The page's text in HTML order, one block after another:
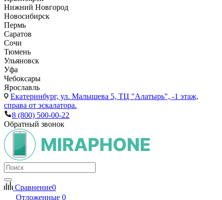
Нижний Новгород
Новосибирск
Пермь
Саратов
Сочи
Тюмень
Ульяновск
Уфа
Чебоксары
Ярославль
Екатеринбург, ул. Малышева 5, ТЦ "Алатырь", -1 этаж,
справа от эскалатора.
8 (800) 500-00-22
Обратный звонок
Сравнение0
Отложенные 0